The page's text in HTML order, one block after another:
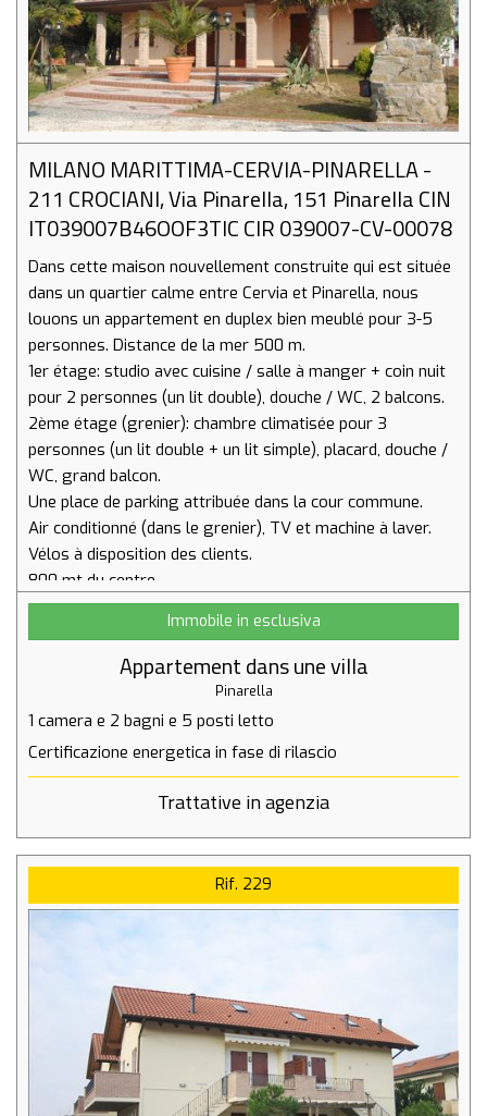
MILANO MARITTIMA-CERVIA-PINARELLA -
211 CROCIANI, Via Pinarella, 151 Pinarella CIN
IT039007B46OOF3TIC CIR 039007-CV-00078
Dans cette maison nouvellement construite qui est située
dans un quartier calme entre Cervia et Pinarella, nous
louons un appartement en duplex bien meublé pour 3-5
personnes. Distance de la mer 500 m.
1er étage: studio avec cuisine / salle à manger + coin nuit
pour 2 personnes (un lit double), douche / WC, 2 balcons.
2ème étage (grenier): chambre climatisée pour 3
personnes (un lit double + un lit simple), placard, douche /
WC, grand balcon.
Une place de parking attribuée dans la cour commune.
Air conditionné (dans le grenier), TV et machine à laver.
Vélos à disposition des clients.
800 mt du centre
500 mt de la mer
2500 mt de la Bagno GILDO 216
Immobile in esclusiva
Appartement dans une villa
Pinarella
1 camera e 2 bagni e 5 posti letto
Certificazione energetica in fase di rilascio
Trattative in agenzia
Rif. 229